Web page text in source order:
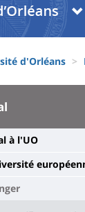
d'Orléans
à l'UO